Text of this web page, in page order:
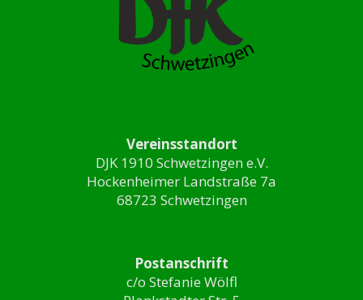
Vereinsstandort
DJK 1910 Schwetzingen e.V.
Hockenheimer Landstraße 7a
68723 Schwetzingen
Postanschrift
c/o Stefanie Wölfl